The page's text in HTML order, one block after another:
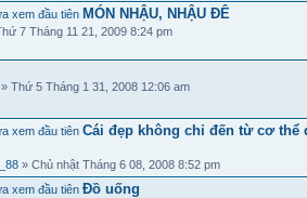
MÓN NHẬU, NHẬU ĐÊ
7 Tháng 11 21, 2009 8:24 pm
» Thứ 5 Tháng 1 31, 2008 12:06 am
Cái đẹp không chỉ đến từ cơ thể
» Chủ nhật Tháng 6 08, 2008 8:52 pm
Đồ uống